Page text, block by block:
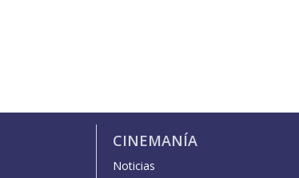
CINEMANÍA
Noticias